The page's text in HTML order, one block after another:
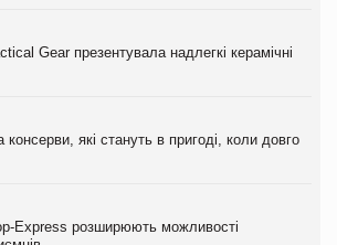
Gear презентувала надлегкі керамічні
консерви, які стануть в пригоді, коли довго
Express розширюють можливості